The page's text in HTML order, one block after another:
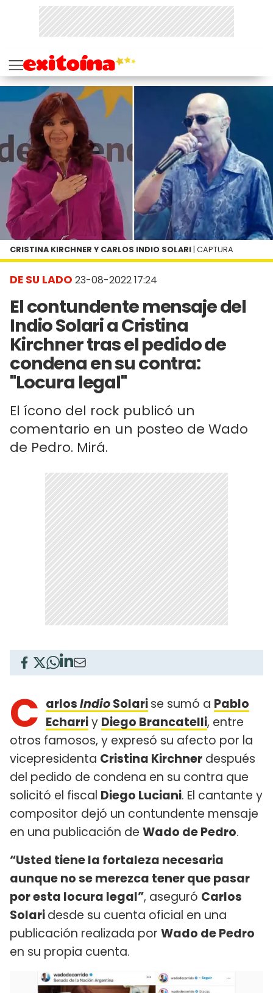
DE SU LADO 23-08-2022 17:24
El contundente mensaje del
Indio Solari a Cristina
Kirchner tras el pedido de
condena en su contra:
"Locura legal"
El ícono del rock publicó un
comentario en un posteo de Wado
de Pedro. Mirá.
CRISTINA KIRCHNER Y CARLOS INDIO SOLARI | CAPTURA
C arlosIndioSolarise sumó a Pablo
Echarriy Diego Brancatelli, entre
otros famosos, y expresó su afecto por la
vicepresidenta Cristina Kirchner después
del pedido de condena en su contra que
solicitó el fiscal Diego Luciani. El cantante y
compositor dejó un contundente mensaje
en una publicación de Wado de Pedro.
“Usted tiene la fortaleza necesaria
aunque no se merezca tener que pasar
por esta locura legal”, aseguró Carlos
Solaridesde su cuenta oficial en una
publicación realizada por Wado de Pedro
en su propia cuenta.